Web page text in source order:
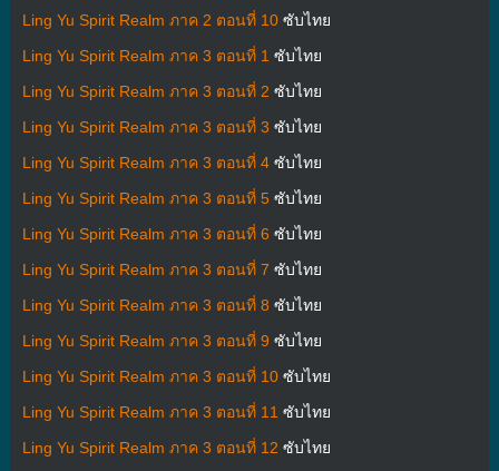
Ling Yu Spirit Realm ภาค 2 ตอนที่ 10ซับไทย
Ling Yu Spirit Realm ภาค 3 ตอนที่ 1 ซับไทย
Ling Yu Spirit Realm ภาค 3 ตอนที่ 2 ซับไทย
Ling Yu Spirit Realm ภาค 3 ตอนที่ 3 ซับไทย
Ling Yu Spirit Realm ภาค 3 ตอนที่ 4ซับไทย
Ling Yu Spirit Realm ภาค 3 ตอนที่ 5ซับไทย
Ling Yu Spirit Realm ภาค 3 ตอนที่ 6 ซับไทย
Ling Yu Spirit Realm ภาค 3 ตอนที่ 7 ซับไทย
Ling Yu Spirit Realm ภาค 3 ตอนที่ 8 ซับไทย
Ling Yu Spirit Realm ภาค 3 ตอนที่ 9 ซับไทย
Ling Yu Spirit Realm ภาค 3 ตอนที่ 10ซับไทย
Ling Yu Spirit Realm ภาค 3 ตอนที่ 11 ซับไทย
Ling Yu Spirit Realm ภาค 3 ตอนที่ 12 ซับไทย